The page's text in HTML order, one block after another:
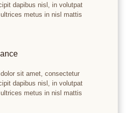
dapibus nisl, in volutpat
metus in nisl mattis
sit amet, consectetur
dapibus nisl, in volutpat
metus in nisl mattis